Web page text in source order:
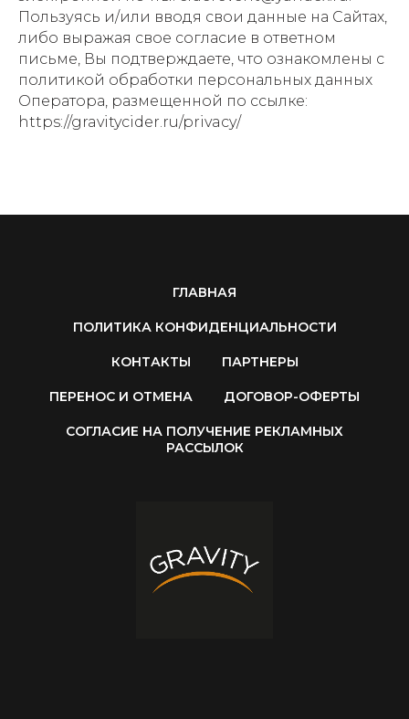
Пользуясь и/или вводя свои данные на Сайтах,
либо выражая свое согласие в ответном
письме, Вы подтверждаете, что ознакомлены с
политикой обработки персональных данных
Оператора, размещенной по ссылке:
https://gravitycider.ru/privacy/
ГЛАВНАЯ
ПОЛИТИКА КОНФИДЕНЦИАЛЬНОСТИ
КОНТАКТЫ ПАРТНЕРЫ
ПЕРЕНОС И ОТМЕНА ДОГОВОР-ОФЕРТЫ
СОГЛАСИЕ НА ПОЛУЧЕНИЕ РЕКЛАМНЫХ
РАССЫЛОК